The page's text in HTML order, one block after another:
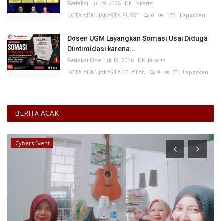
Redaksi Jul 19, 2026 DKI Jakarta
KOTA ADM. JAKARTA PUSAT
0 122 Laporkan
Dosen UGM Layangkan Somasi Usai Diduga
Diintimidasi karena...
Redaksi One Jul 18, 2026 DKI Jakarta
KOTA ADM. JAKARTA SELATAN
0 75 Laporkan
BERITA ACAK
Informasi Journalism